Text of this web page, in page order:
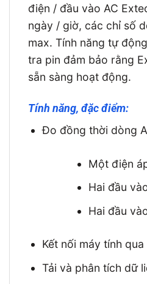
điện / đầu vào AC
ngày / giờ, các chỉ số
max. Tính năng tự
tra pin đảm bảo rằng
sẵn sàng hoạt động.
Tính năng, đặc điểm:
Đo đồng thời dòng
Một điện
Hai đầu
Hai đầu
Kết nối máy tính qua
Tải và phân tích dữ